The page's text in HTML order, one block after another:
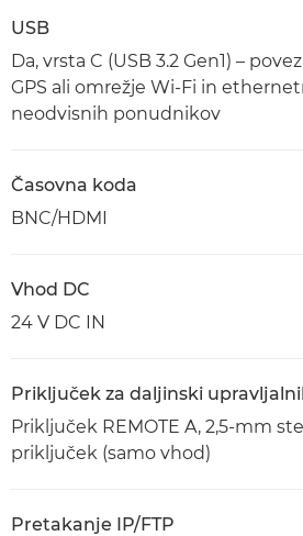
USB
Da, vrsta C (USB 3.2 Gen1) –
GPS ali omrežje Wi-Fi in
neodvisnih ponudnikov
Časovna koda
BNC/HDMI
Vhod DC
24 V DC IN
Priključek za daljinski
Priključek REMOTE A, 2,5-mm
priključek (samo vhod)
Pretakanje IP/FTP